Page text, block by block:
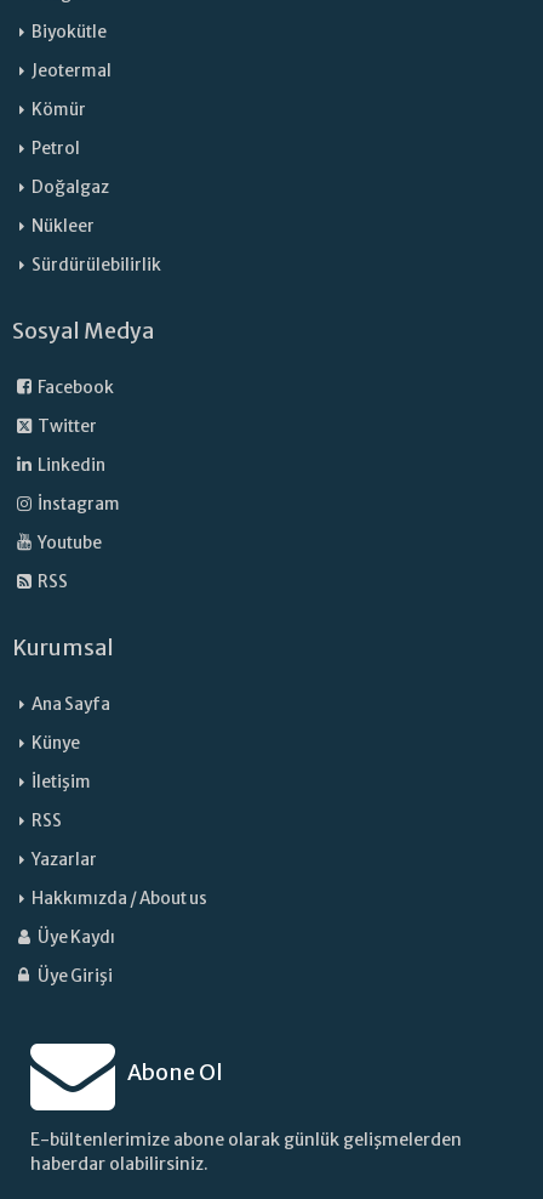
Biyokütle
Jeotermal
Kömür
Petrol
Doğalgaz
Nükleer
Sürdürülebilirlik
Sosyal Medya
Facebook
Twitter
Linkedin
İnstagram
Youtube
RSS
Kurumsal
Ana Sayfa
Künye
İletişim
RSS
Yazarlar
Hakkımızda / About us
Üye Kaydı
Üye Girişi
Abone Ol
E-bültenlerimize abone olarak günlük gelişmelerden
haberdar olabilirsiniz.